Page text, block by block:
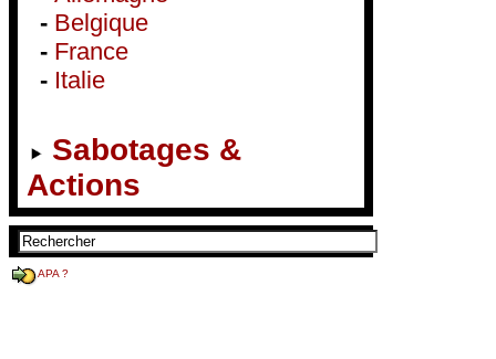
- Belgique
- France
- Italie
Sabotages &
Actions
APA ?